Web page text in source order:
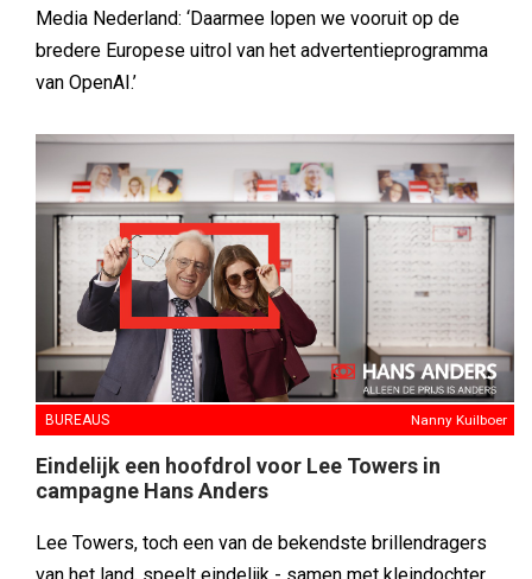
Media Nederland: ‘Daarmee lopen we vooruit op de
bredere Europese uitrol van het advertentieprogramma
van OpenAI.’
BUREAUS Nanny Kuilboer
Eindelijk een hoofdrol voor Lee Towers in
campagne Hans Anders
Lee Towers, toch een van de bekendste brillendragers